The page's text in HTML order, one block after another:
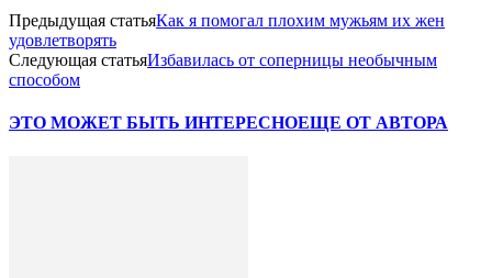
Предыдущая статьяКак я помогал плохим мужьям их жен
удовлетворять
Следующая статьяИзбавилась от соперницы необычным
способом
ЭТО МОЖЕТ БЫТЬ ИНТЕРЕСНОЕЩЕ ОТ АВТОРА